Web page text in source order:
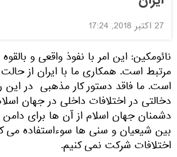
27 اکتبر 2018, 17:24
نائومکین: این امر با نفوذ واقعی و
مرتبط است. همکاری ما با ایران از حالت
است. ما فاقد دستور کار مذهبی در
دخالتی در اختلافات داخلی در جهان
دشمنان جهان اسلام از آن ها برای
بین شیعیان و سنی ها سوءاستفاده می
اختلافات شرکت نمی کنیم.